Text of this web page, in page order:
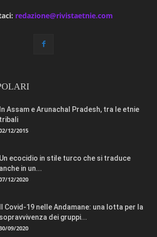
redazione@rivistaetnie.com
In Assam e Arunachal Pradesh, tra le etnie
tribali
12/2015
Un ecocidio in stile turco che si traduce
anche in un...
12/2020
Il Covid-19 nelle Andamane: una lotta per la
sopravvivenza dei gruppi...
09/2020